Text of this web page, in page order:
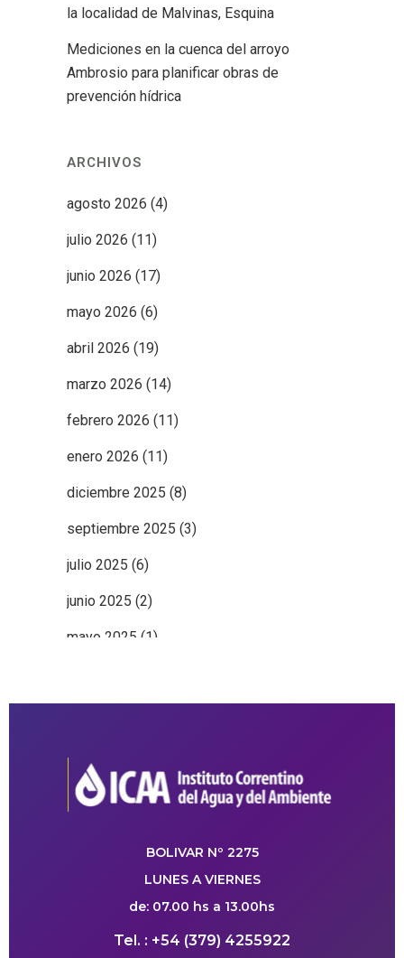
la localidad de Malvinas, Esquina
Mediciones en la cuenca del arroyo
Ambrosio para planificar obras de
prevención hídrica
ARCHIVOS
agosto 2026 (4)
julio 2026 (11)
junio 2026 (17)
mayo 2026 (6)
abril 2026 (19)
marzo 2026 (14)
febrero 2026 (11)
enero 2026 (11)
diciembre 2025 (8)
septiembre 2025 (3)
julio 2025 (6)
junio 2025 (2)
mayo 2025 (1)
BOLIVAR Nº 2275
LUNES A VIERNES
de: 07.00 hs a 13.00hs
Tel. : +54 (379) 4255922